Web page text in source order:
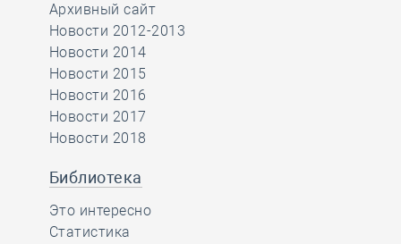
Архивный сайт
Новости 2012-2013
Новости 2014
Новости 2015
Новости 2016
Новости 2017
Новости 2018
Библиотека
Это интересно
Статистика